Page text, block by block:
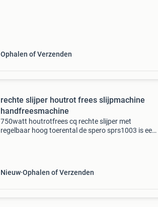
Ophalen of Verzenden
rechte slijper houtrot frees slijpmachine
handfreesmachine
750watt houtrotfrees cq rechte slijper met
regelbaar hoog toerental de spero sprs1003 is een
Nieuw Ophalen of Verzenden